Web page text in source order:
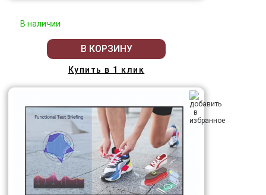
В наличии
В КОРЗИНУ
Купить в 1 клик